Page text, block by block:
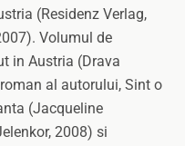
(Residenz Verlag,
Volumul de
in Austria (Drava
al autorului, Sint o
(Jacqueline
2008) si